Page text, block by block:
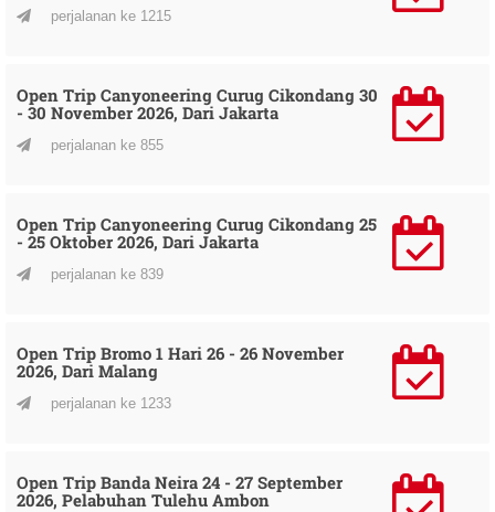
perjalanan ke 1215
Open Trip Canyoneering Curug Cikondang 30
- 30 November 2026, Dari Jakarta
perjalanan ke 855
Open Trip Canyoneering Curug Cikondang 25
- 25 Oktober 2026, Dari Jakarta
perjalanan ke 839
Open Trip Bromo 1 Hari 26 - 26 November
2026, Dari Malang
perjalanan ke 1233
Open Trip Banda Neira 24 - 27 September
2026, Pelabuhan Tulehu Ambon